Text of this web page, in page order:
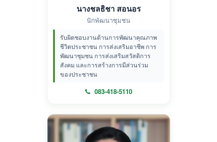
นางชลธิชา สอนอร
นักพัฒนาชุมชน
รับผิดชอบงานด้านการพัฒนาคุณภาพ
ชีวิตประชาชน การส่งเสริมอาชีพ การ
พัฒนาชุมชน การส่งเสริมสวัสดิการ
สังคม และการสร้างการมีส่วนร่วม
ของประชาชน
083-418-5110